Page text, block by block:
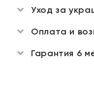
Уход за
Оплата и
Гарантия 6